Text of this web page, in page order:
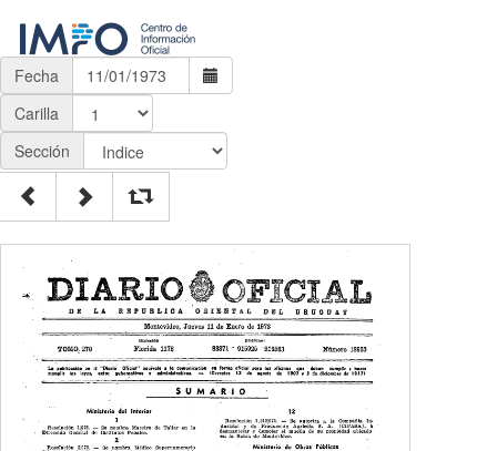
Fecha
Carilla
Sección